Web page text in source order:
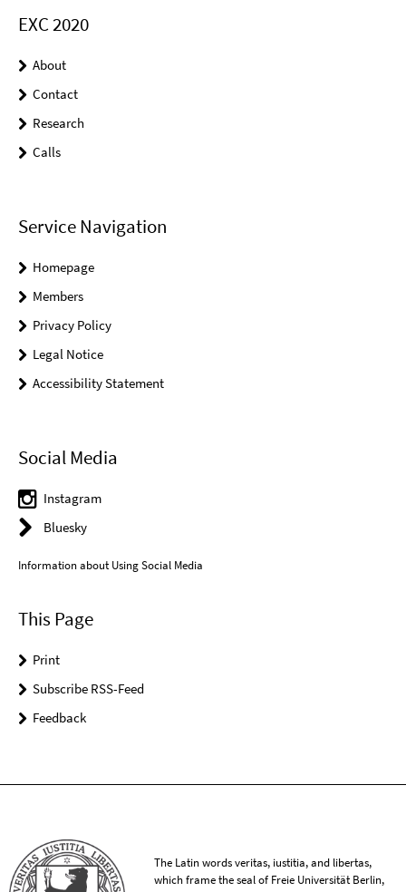
EXC 2020
About
Contact
Research
Calls
Service Navigation
Homepage
Members
Privacy Policy
Legal Notice
Accessibility Statement
Social Media
Instagram
Bluesky
Information about Using Social Media
This Page
Print
Subscribe RSS-Feed
Feedback
The Latin words veritas, iustitia, and libertas,
which frame the seal of Freie Universität Berlin,